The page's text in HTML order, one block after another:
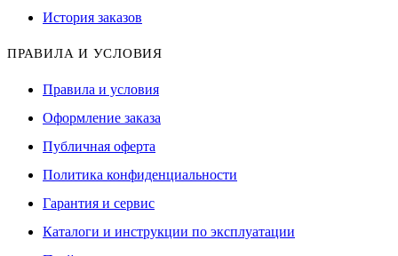
История заказов
ПРАВИЛА И УСЛОВИЯ
Правила и условия
Оформление заказа
Публичная оферта
Политика конфиденциальности
Гарантия и сервис
Каталоги и инструкции по эксплуатации